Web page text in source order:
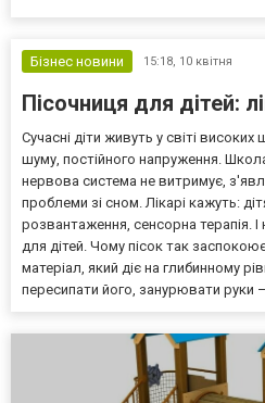
Бізнес новини
15:18, 10 квітня
Пісочниця для дітей:
Сучасні діти живуть у світі
шуму, постійного напруження.
нервова система не витримує,
проблеми зі сном. Лікарі кажуть:
розвантаження, сенсорна терапія.
для дітей. Чому пісок так
матеріал, який діє на глибинному
пересипати його, занурювати руки